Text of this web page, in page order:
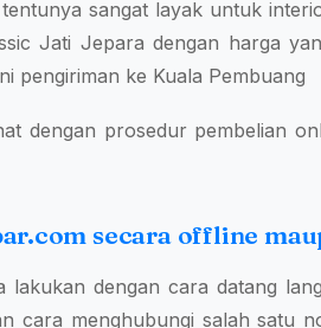
sangat layak untuk
Jati Jepara dengan harga
pengiriman ke Kuala Pembuang
dengan prosedur pembelian
secara offline
lakukan dengan cara datang
cara menghubungi salah satu